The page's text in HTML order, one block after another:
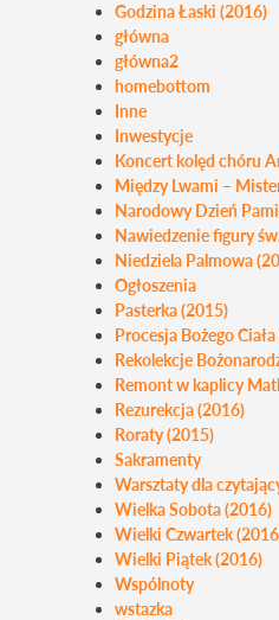
Godzina Łaski (2016)
główna
główna2
homebottom
Inne
Inwestycje
Koncert kolęd chóru
Między Lwami –
Narodowy Dzień
Nawiedzenie figury
Niedziela Palmowa
Ogłoszenia
Pasterka (2015)
Procesja Bożego
Rekolekcje
Remont w kaplicy
Rezurekcja (2016)
Roraty (2015)
Sakramenty
Warsztaty dla
Wielka Sobota (2016)
Wielki Czwartek
Wielki Piątek (2016)
Wspólnoty
wstazka